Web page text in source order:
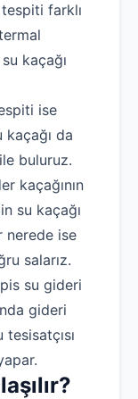
tespiti farklı
kaçağı
ise
kaçağı da
buluruz.
kaçağının
su kaçağı
nerede ise
salarız.
su gideri
gideri